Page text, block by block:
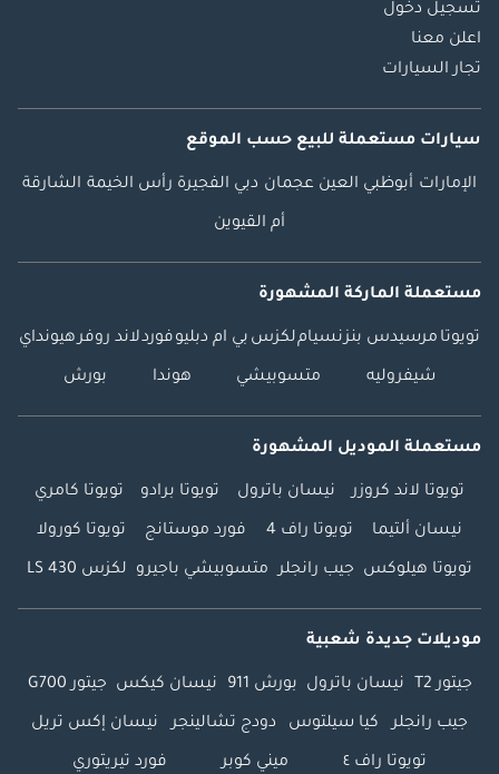
تسجيل دخول
اعلن معنا
تجار السيارات
سيارات مستعملة للبيع حسب الموقع
الإمارات أبوظبي العين عجمان دبي الفجيرة رأس الخيمة الشارقة
أم القيوين
مستعملة الماركة المشهورة
تويوتا مرسيدس بنزنسياملكزس بي ام دبليوفوردلاند روفرهيونداي
شيفروليه متسوبيشي هوندا بورش
مستعملة الموديل المشهورة
تويوتا لاند كروزر نيسان باترول تويوتا برادو تويوتا كامري
نيسان ألتيما تويوتا راف 4 فورد موستانج تويوتا كورولا
تويوتا هيلوكس جيب رانجلر متسوبيشي باجيرو لكزس LS 430
موديلات جديدة شعبية
جيتور T2 نيسان باترول بورش 911 نيسان كيكس جيتور G700
جيب رانجلر كيا سيلتوس دودج تشالينجر نيسان إكس تريل
تويوتا راف ٤ ميني كوبر فورد تيريتوري